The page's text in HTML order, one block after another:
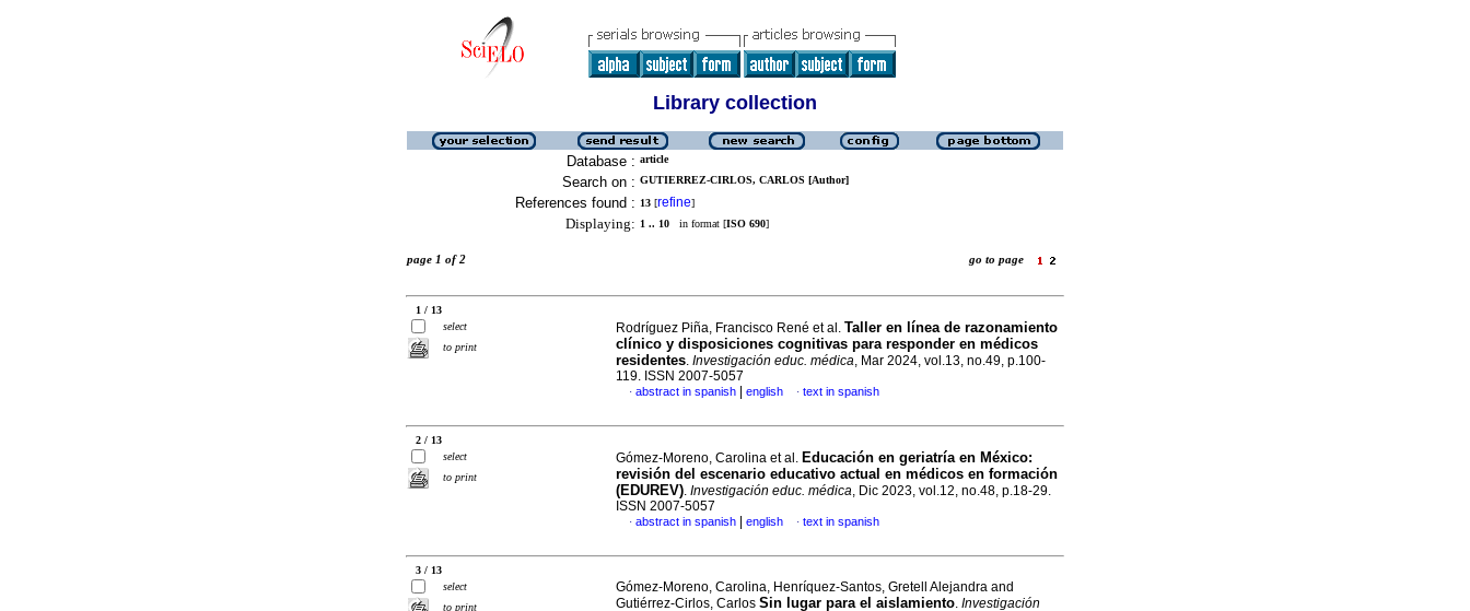
Library collection
Database : article
Search on : GUTIERREZ-CIRLOS, CARLOS [Author]
References found : 13 [refine]
Displaying: 1 .. 10 in format [ISO 690]
page 1 of 2 go to page
1 / 13
select
to print
Rodríguez Piña, Francisco René et al. Taller en línea de razonamiento
clínico y disposiciones cognitivas para responder en médicos
residentes. Investigación educ. médica, Mar 2024, vol.13, no.49, p.100-
119. ISSN 2007-5057
· abstract in spanish english · text in spanish
2 / 13
select
to print
Gómez-Moreno, Carolina et al. Educación en geriatría en México:
revisión del escenario educativo actual en médicos en formación
(EDUREV). Investigación educ. médica, Dic 2023, vol.12, no.48, p.18-29.
ISSN 2007-5057
· abstract in spanish english · text in spanish
3 / 13
select
to print
Gómez-Moreno, Carolina, Henríquez-Santos, Gretell Alejandra and
Gutiérrez-Cirlos, Carlos Sin lugar para el aislamiento. Investigación